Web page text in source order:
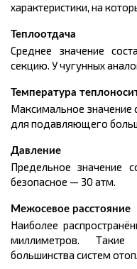
характеристики, на
Теплоотдача
Среднее значение
секцию. У чугунных
Температура
Максимальное значение
для подавляющего
Давление
Предельное значение
безопасное — 30 атм.
Межосевое расстояние
Наиболее
миллиметров.
большинства систем